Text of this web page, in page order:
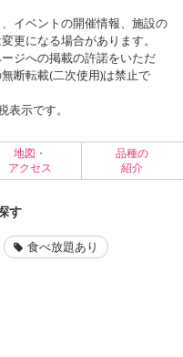
イベントの開催情報、施設の
更になる場合があります。
ジへの掲載の許諾をいただ
断転載(二次使用)は禁止で
示です。
地図・
アクセス
品種の
紹介
す
食べ放題あり